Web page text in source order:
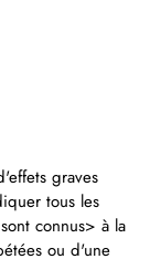
graves
tous les
connus> à la
ou d'une